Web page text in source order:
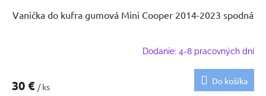
Vanička do kufra gumová Mini Cooper 2014-2023 spodná
Dodanie: 4-8 pracovných dní
30 € / ks
Do košíka